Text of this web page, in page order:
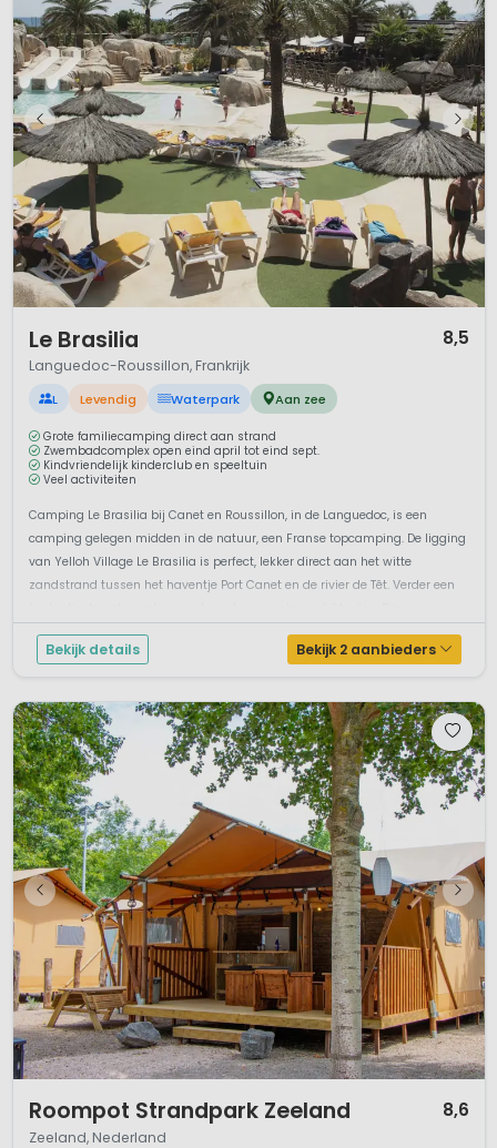
Le Brasilia 8,5
Languedoc-Roussillon, Frankrijk
L Levendig Waterpark Aan zee
Grote familiecamping direct aan strand
Zwembadcomplex open eind april tot eind sept.
Kindvriendelijk kinderclub en speeltuin
Veel activiteiten
Camping Le Brasilia bij Canet en Roussillon, in de Languedoc, is een
camping gelegen midden in de natuur, een Franse topcamping. De ligging
van Yelloh Village Le Brasilia is perfect, lekker direct aan het witte
zandstrand tussen het haventje Port Canet en de rivier de Têt. Verder een
Bekijk details Bekijk 2 aanbieders
Roompot Strandpark Zeeland 8,6
Zeeland, Nederland